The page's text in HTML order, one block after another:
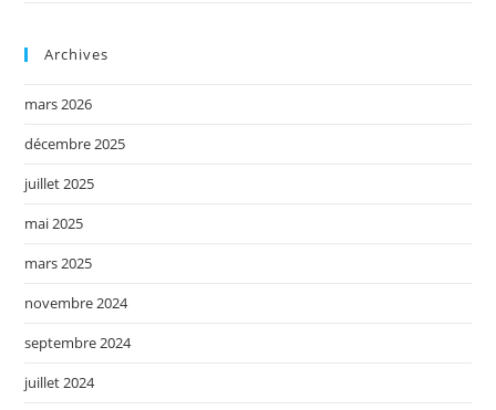
Archives
mars 2026
décembre 2025
juillet 2025
mai 2025
mars 2025
novembre 2024
septembre 2024
juillet 2024